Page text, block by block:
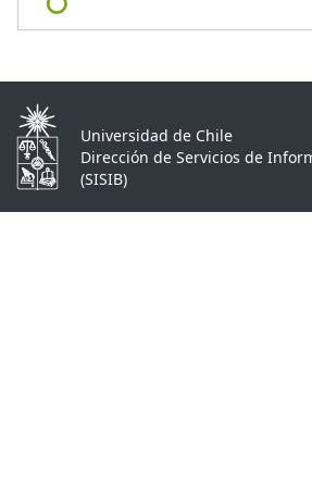
Universidad de Chile
Dirección de Servicios de
(SISIB)